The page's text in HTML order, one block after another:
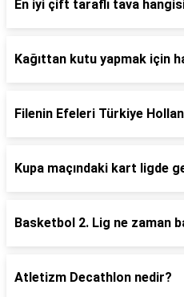
En iyi çift taraflı tava
Kağıttan kutu yapmak için
Filenin Efeleri Türkiye
Kupa maçındaki kart ligde
Basketbol 2. Lig ne zaman
Atletizm Decathlon nedir?